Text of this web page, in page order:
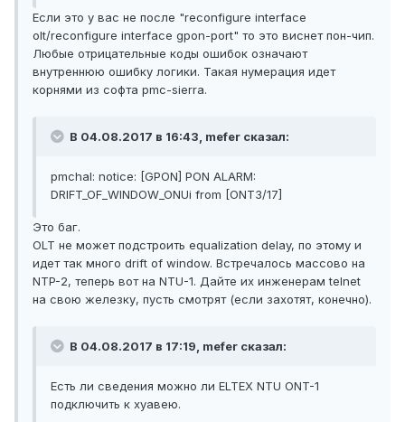
Если это у вас не после "reconfigure interface
olt/reconfigure interface gpon-port" то это виснет пон-чип.
Любые отрицательные коды ошибок означают
внутреннюю ошибку логики. Такая нумерация идет
корнями из софта pmc-sierra.
В 04.08.2017 в 16:43, mefer сказал:
pmchal: notice: [GPON] PON ALARM:
DRIFT_OF_WINDOW_ONUi from [ONT3/17]
Это баг.
OLT не может подстроить equalization delay, по этому и
идет так много drift of window. Встречалось массово на
NTP-2, теперь вот на NTU-1. Дайте их инженерам telnet
на свою железку, пусть смотрят (если захотят, конечно).
В 04.08.2017 в 17:19, mefer сказал:
Есть ли сведения можно ли ELTEX NTU ONT-1
подключить к хуавею.